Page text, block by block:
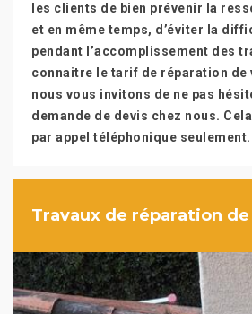
les clients de bien prévenir la
et en même temps, d’éviter la
pendant l’accomplissement des
connaitre le tarif de réparation de
nous vous invitons de ne pas
demande de devis chez nous.
par appel téléphonique seulement.
Travaux de réparation